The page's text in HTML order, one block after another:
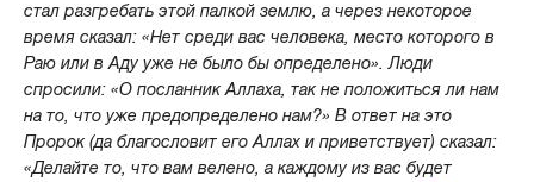
стал разгребать этой палкой землю, а через некоторое
время сказал: «Нет среди вас человека, место которого в
Раю или в Аду уже не было бы определено». Люди
спросили: «О посланник Аллаха, так не положиться ли нам
на то, что уже предопределено нам?» В ответ на это
Пророк (да благословит его Аллах и приветствует) сказал:
«Делайте то, что вам велено, а каждому из вас будет